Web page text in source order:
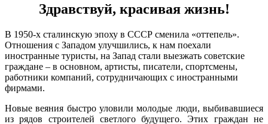
Здравствуй, красивая жизнь!
В 1950-х сталинскую эпоху в СССР сменила «оттепель».
Отношения с Западом улучшились, к нам поехали
иностранные туристы, на Запад стали выезжать советские
граждане – в основном, артисты, писатели, спортсмены,
работники компаний, сотрудничающих с иностранными
фирмами.
Новые веяния быстро уловили молодые люди, выбивавшиеся
из рядов строителей светлого будущего. Этих граждан не